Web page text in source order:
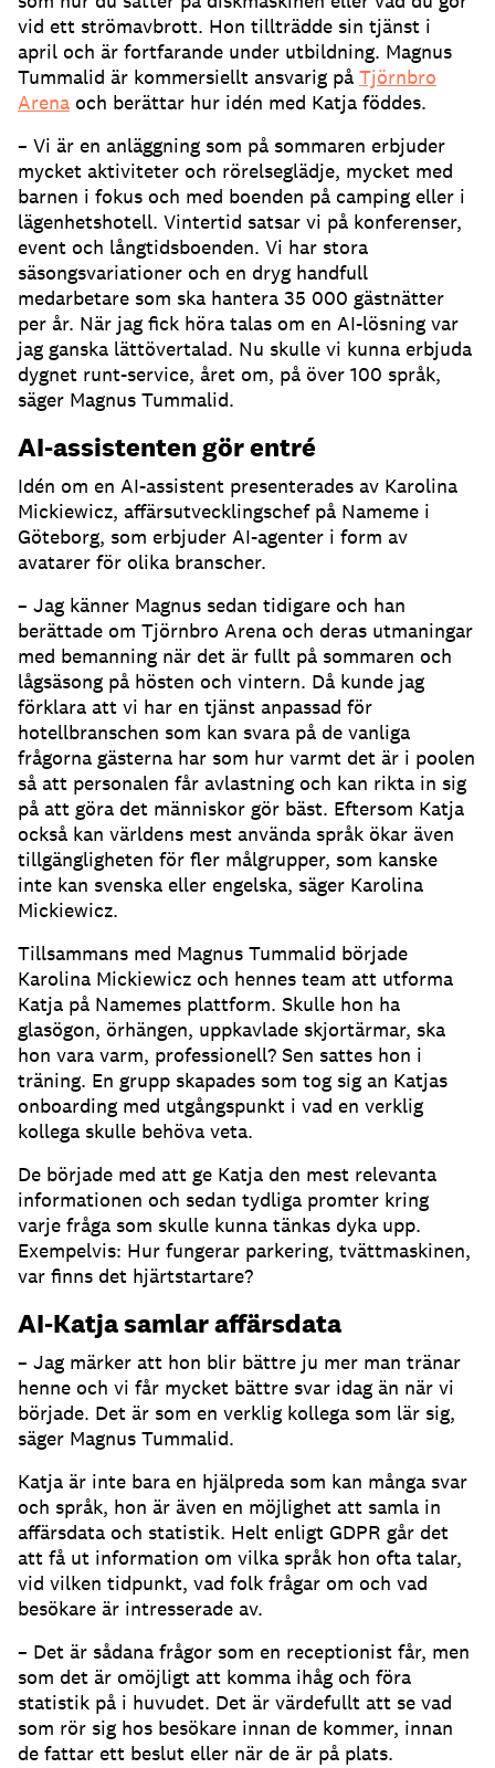
vid ett strömavbrott. Hon tillträdde sin tjänst i
april och är fortfarande under utbildning. Magnus
Tummalid är kommersiellt ansvarig på Tjörnbro
Arena och berättar hur idén med Katja föddes.
– Vi är en anläggning som på sommaren erbjuder
mycket aktiviteter och rörelseglädje, mycket med
barnen i fokus och med boenden på camping eller i
lägenhetshotell. Vintertid satsar vi på konferenser,
event och långtidsboenden. Vi har stora
säsongsvariationer och en dryg handfull
medarbetare som ska hantera 35 000 gästnätter
per år. När jag fick höra talas om en AI-lösning var
jag ganska lättövertalad. Nu skulle vi kunna erbjuda
dygnet runt-service, året om, på över 100 språk,
säger Magnus Tummalid.
AI-assistenten gör entré
Idén om en AI-assistent presenterades av Karolina
Mickiewicz, affärsutvecklingschef på Nameme i
Göteborg, som erbjuder AI-agenter i form av
avatarer för olika branscher.
– Jag känner Magnus sedan tidigare och han
berättade om Tjörnbro Arena och deras utmaningar
med bemanning när det är fullt på sommaren och
lågsäsong på hösten och vintern. Då kunde jag
förklara att vi har en tjänst anpassad för
hotellbranschen som kan svara på de vanliga
frågorna gästerna har som hur varmt det är i poolen
så att personalen får avlastning och kan rikta in sig
på att göra det människor gör bäst. Eftersom Katja
också kan världens mest använda språk ökar även
tillgängligheten för fler målgrupper, som kanske
inte kan svenska eller engelska, säger Karolina
Mickiewicz.
Tillsammans med Magnus Tummalid började
Karolina Mickiewicz och hennes team att utforma
Katja på Namemes plattform. Skulle hon ha
glasögon, örhängen, uppkavlade skjortärmar, ska
hon vara varm, professionell? Sen sattes hon i
träning. En grupp skapades som tog sig an Katjas
onboarding med utgångspunkt i vad en verklig
kollega skulle behöva veta.
De började med att ge Katja den mest relevanta
informationen och sedan tydliga promter kring
varje fråga som skulle kunna tänkas dyka upp.
Exempelvis: Hur fungerar parkering, tvättmaskinen,
var finns det hjärtstartare?
AI-Katja samlar affärsdata
– Jag märker att hon blir bättre ju mer man tränar
henne och vi får mycket bättre svar idag än när vi
började. Det är som en verklig kollega som lär sig,
säger Magnus Tummalid.
Katja är inte bara en hjälpreda som kan många svar
och språk, hon är även en möjlighet att samla in
affärsdata och statistik. Helt enligt GDPR går det
att få ut information om vilka språk hon ofta talar,
vid vilken tidpunkt, vad folk frågar om och vad
besökare är intresserade av.
– Det är sådana frågor som en receptionist får, men
som det är omöjligt att komma ihåg och föra
statistik på i huvudet. Det är värdefullt att se vad
som rör sig hos besökare innan de kommer, innan
de fattar ett beslut eller när de är på plats.